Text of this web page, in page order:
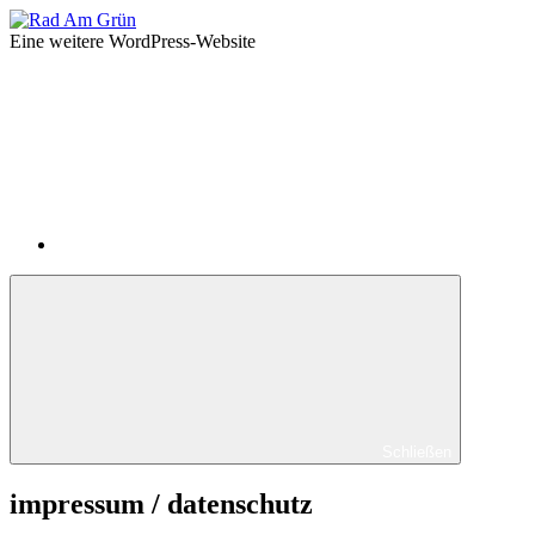
Zum
Inhalt
Am
Eine weitere WordPress-Website
impressum / datenschutz